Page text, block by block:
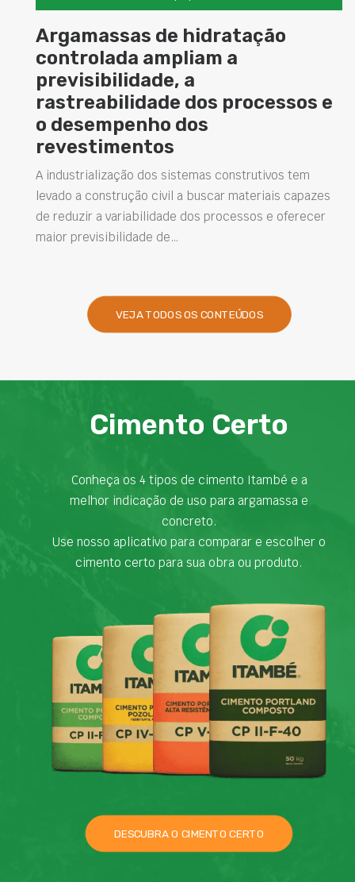
Cimento com propriedades
magnéticas amplia
possibilidades de uso das
superfícies na construção civil
A busca por soluções que tornem os ambientes mais
versáteis tem impulsionado o desenvolvimento de
novos materiais para a construção civil. Entre eles,
está o cimento com…
VEJA TODOS OS CONTEÚDOS
Cimento Certo
Conheça os 4 tipos de cimento Itambé e a
melhor indicação de uso para argamassa e
concreto.
Use nosso aplicativo para comparar e escolher o
cimento certo para sua obra ou produto.
DESCUBRA O CIMENTO CERTO